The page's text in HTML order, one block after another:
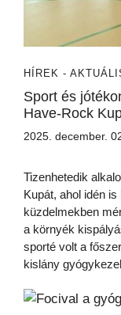
HÍREK -
Sport és
Have-Rock
2025. december.
Tizenhetedik
Kupát, ahol idén
küzdelmekben
a környék
sporté volt a
kislány